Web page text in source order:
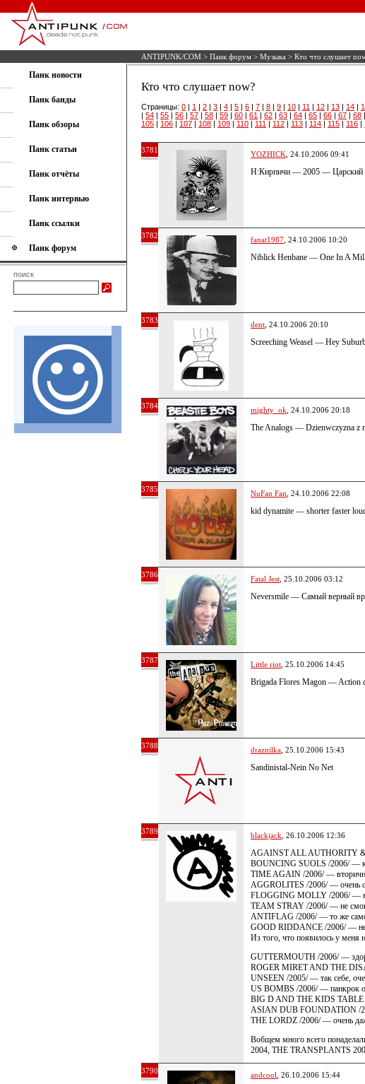
ANTIPUNK/COM > Панк форум > Музыка > Кто что слушает
Панк новости
Панк банды
Панк обзоры
Панк статьи
Панк отчёты
Панк интервью
Панк ссылки
Панк форум
поиск
Кто что слушает now?
Страницы: 0 | 1 | 2 | 3 | 4 | 5 | 6 | 7 | 8 | 9 | 10 | 11 | 12 | 13 | 14 |
| 54 | 55 | 56 | 57 | 58 | 59 | 60 | 61 | 62 | 63 | 64 | 65 | 66 | 67 | 68 |
105 | 106 | 107 | 108 | 109 | 110 | 111 | 112 | 113 | 114 | 115 | 116 |
3781 YOZHICK , 24.10.2006 09:41
H:Кирпичи — 2005 — Царский
3782 fanat1987 , 24.10.2006 10:20
Niblick Henbane — One In A
3783 dent , 24.10.2006 20:10
Screeching Weasel — Hey
3784 mighty_ok , 24.10.2006 20:18
The Analogs — Dzienwczyzna z
3785 NuFan Fan , 24.10.2006 22:08
kid dynamite — shorter faster
3786 Fatal Jest , 25.10.2006 03:12
Neversmile — Самый верный
3787 Little riot , 25.10.2006 14:45
Brigada Flores Magon — Action
3788 draznilka , 25.10.2006 15:43
Sandinistal-Nein No Net
3789 blackjack , 26.10.2006 12:36
AGAINST ALL AUTHORITY &
BOUNCING SUOLS /2006/ —
TIME AGAIN /2006/ —
AGGROLITES /2006/ — очень
FLOGGING MOLLY /2006/ — ну
TEAM STRAY /2006/ — не смог
ANTIFLAG /2006/ — то же
GOOD RIDDANCE /2006/ —
Из того, что появилось у меня
GUTTERMOUTH /2006/ —
ROGER MIRET AND THE
UNSEEN /2005/ — так себе,
US BOMBS /2006/ — панкрок
BIG D AND THE KIDS TABLE /
ASIAN DUB FOUNDATION /
THE LORDZ /2006/ — очень
Вобщем много всего
2004, THE TRANSPLANTS
3790 andcool , 26.10.2006 15:44